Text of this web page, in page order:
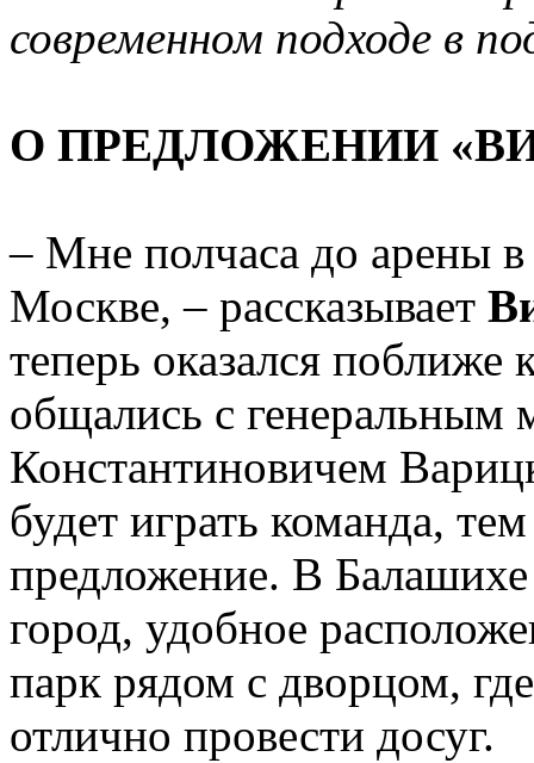
современном подходе в
О ПРЕДЛОЖЕНИИ
– Мне полчаса до арены
Москве, – рассказывает
теперь оказался
общались с генеральным
Константиновичем
будет играть команда,
предложение. В
город, удобное
парк рядом с дворцом,
отлично провести досуг.